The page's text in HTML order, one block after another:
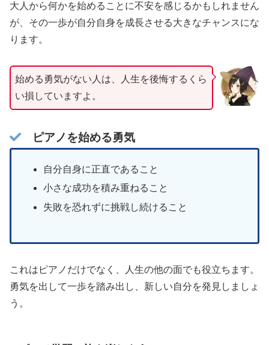
大人から何かを始めることに不安を感じるかもしれません
が、その一歩が自分自身を成長させる大きなチャンスにな
ります。
始める勇気がない人は、人生を後悔するくら
い損していますよ。
ピアノを始める勇気
自分自身に正直であること
小さな成功を積み重ねること
失敗を恐れずに挑戦し続けること
これはピアノだけでなく、人生の他の面でも役立ちます。
勇気を出して一歩を踏み出し、新しい自分を発見しましょ
う。